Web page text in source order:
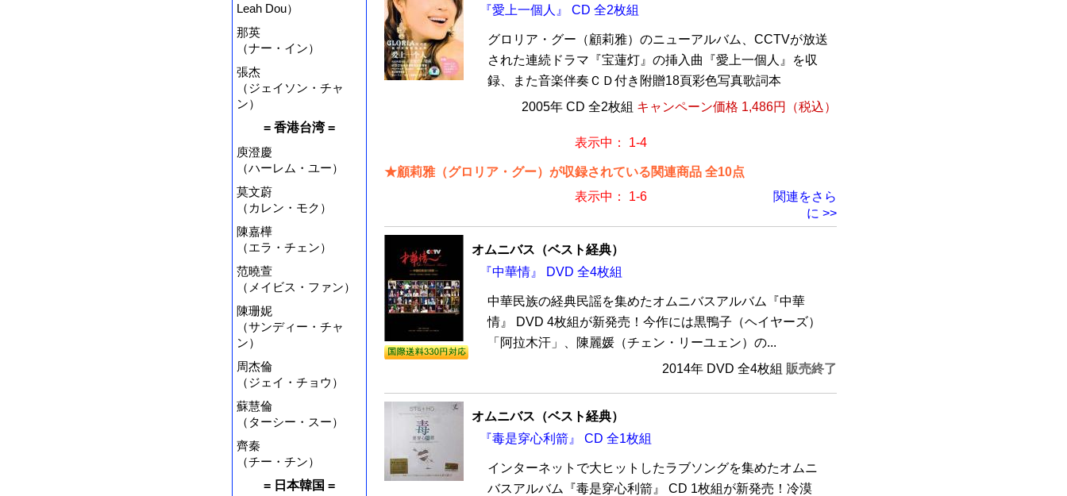
Leah Dou）
那英
（ナー・イン）
張杰
（ジェイソン・チャ
ン）
= 香港台湾 =
庾澄慶
（ハーレム・ユー）
莫文蔚
（カレン・モク）
陳嘉樺
（エラ・チェン）
范曉萱
（メイビス・ファン）
陳珊妮
（サンディー・チャ
ン）
周杰倫
（ジェイ・チョウ）
蘇慧倫
（ターシー・スー）
齊秦
（チー・チン）
= 日本韓国 =
『愛上一個人』 CD 全2枚組
グロリア・グー（顧莉雅）のニューアルバム、CCTVが放送
された連続ドラマ『宝蓮灯』の挿入曲『愛上一個人』を収
録、また音楽伴奏ＣＤ付き附贈18頁彩色写真歌詞本
2005年 CD 全2枚組 キャンペーン価格 1,486円（税込）
表示中： 1-4
★顧莉雅（グロリア・グー）が収録されている関連商品 全10点
関連をさら
に >>
表示中： 1-6
オムニバス（ベスト経典）
『中華情』 DVD 全4枚組
中華民族の経典民謡を集めたオムニバスアルバム『中華
情』 DVD 4枚組が新発売！今作には黒鴨子（ヘイヤーズ）
「阿拉木汗」、陳麗媛（チェン・リーユェン）の...
2014年 DVD 全4枚組 販売終了
オムニバス（ベスト経典）
『毒是穿心利箭』 CD 全1枚組
インターネットで大ヒットしたラブソングを集めたオムニ
バスアルバム『毒是穿心利箭』 CD 1枚組が新発売！冷漠